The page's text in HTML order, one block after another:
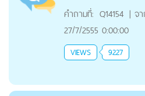
คำถามที่: Q14154 | จ
27/7/2555 0:00:00
VIEWS 9227